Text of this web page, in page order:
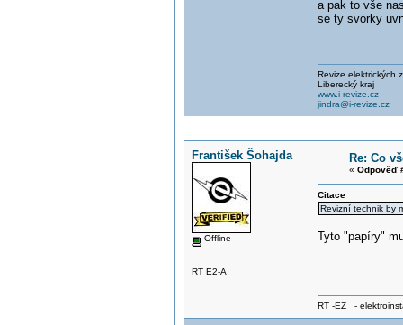
a pak to vše
se ty svorky
Revize elektrických
Liberecký kraj
www.i-revize.cz
jindra@i-revize.cz
František Šohajda
Offline
RT E2-A
Re: Co
« Odpověď
Citace
Revizní technik by
Tyto "papíry"
RT -EZ -